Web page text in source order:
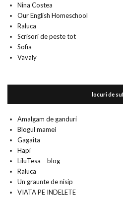
Nina Costea
Our English Homeschool
Raluca
Scrisori de peste tot
Sofia
Vavaly
locuri de
Amalgam de ganduri
Blogul mamei
Gagaita
Hapi
LiluTesa – blog
Raluca
Un graunte de nisip
VIATA PE INDELETE